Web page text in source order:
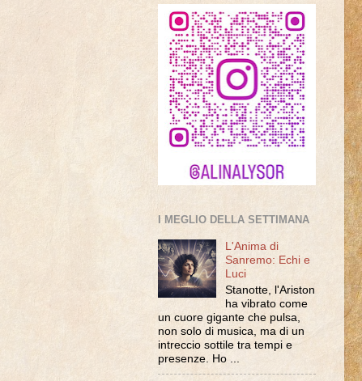
I MEGLIO DELLA SETTIMANA
L'Anima di
Sanremo: Echi e
Luci
Stanotte, l'Ariston
ha vibrato come
un cuore gigante che pulsa,
non solo di musica, ma di un
intreccio sottile tra tempi e
presenze. Ho ...